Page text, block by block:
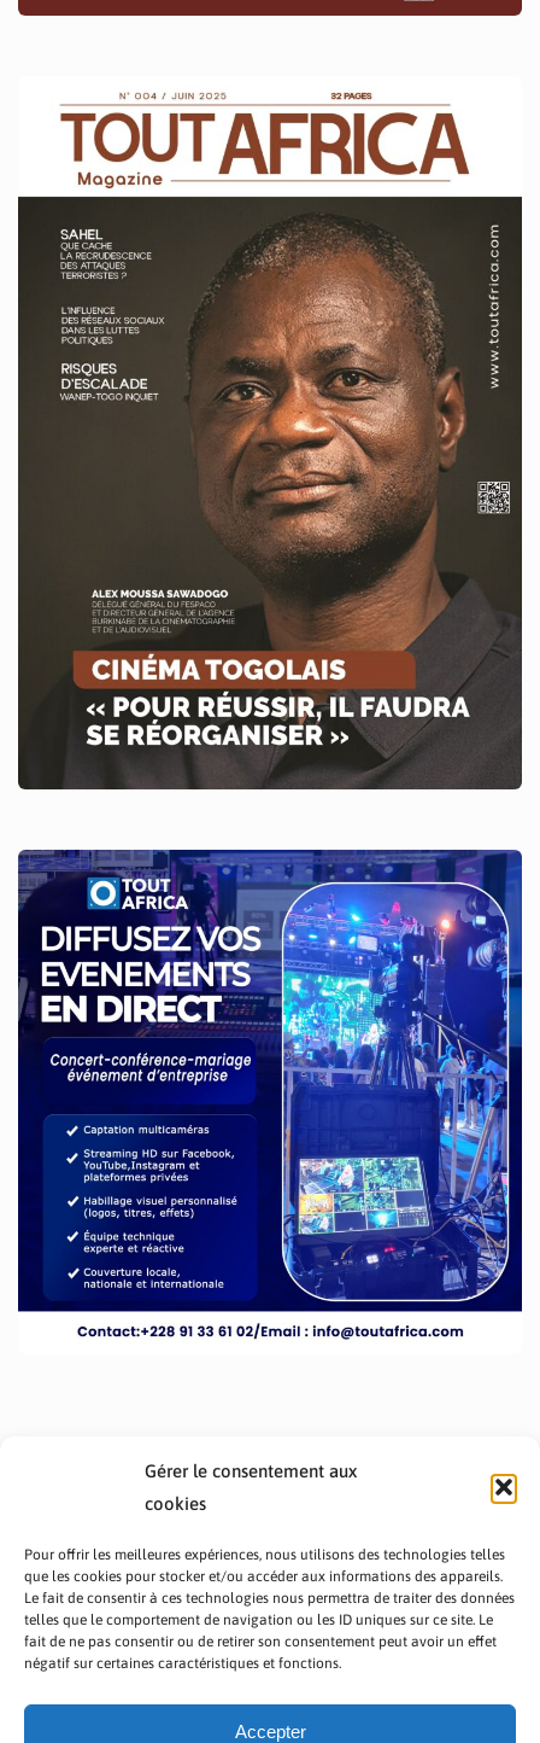
Gérer le consentement aux
cookies
Pour offrir les meilleures expériences, nous utilisons des technologies telles
que les cookies pour stocker et/ou accéder aux informations des appareils.
Le fait de consentir à ces technologies nous permettra de traiter des données
telles que le comportement de navigation ou les ID uniques sur ce site. Le
fait de ne pas consentir ou de retirer son consentement peut avoir un effet
négatif sur certaines caractéristiques et fonctions.
Accepter
PRÉSENTATION TOUTAFRICA
A PROPOS